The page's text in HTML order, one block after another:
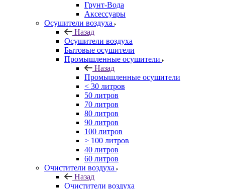
Грунт-Вода
Аксессуары
Осушители воздуха
Назад
Осушители воздуха
Бытовые осушители
Промышленные осушители
Назад
Промышленные осушители
< 30 литров
50 литров
70 литров
80 литров
90 литров
100 литров
> 100 литров
40 литров
60 литров
Очистители воздуха
Назад
Очистители воздуха